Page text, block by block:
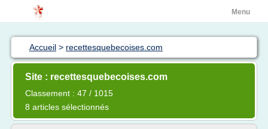
Menu
Accueil > recettesquebecoises.com
Site : recettesquebecoises.com
Classement : 47 / 1015
8 articles sélectionnés